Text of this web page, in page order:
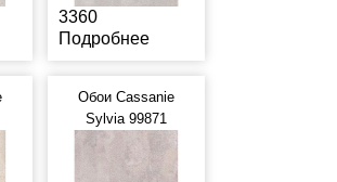
3360
Подробнее
Обои Cassanie
Sylvia 99871